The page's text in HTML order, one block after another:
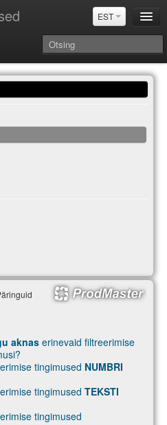
EST
aknas erinevaid filtreerimise
tingimused NUMBRI
tingimused TEKSTI
tingimused